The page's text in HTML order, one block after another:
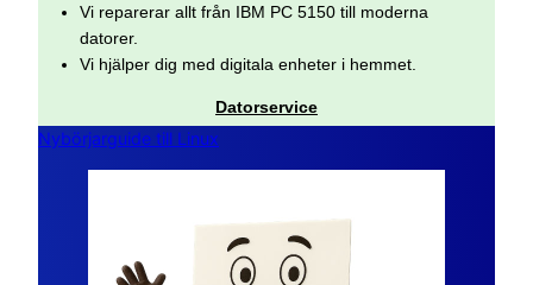
Vi reparerar allt från IBM PC 5150 till moderna
datorer.
Vi hjälper dig med digitala enheter i hemmet.
Datorservice
Nybörjarguide till Linux